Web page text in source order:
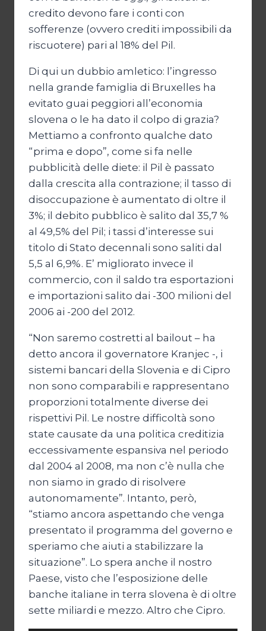
credito devono fare i conti con
sofferenze (ovvero crediti impossibili da
riscuotere) pari al 18% del Pil.
Di qui un dubbio amletico: l’ingresso
nella grande famiglia di Bruxelles ha
evitato guai peggiori all’economia
slovena o le ha dato il colpo di grazia?
Mettiamo a confronto qualche dato
“prima e dopo”, come si fa nelle
pubblicità delle diete: il Pil è passato
dalla crescita alla contrazione; il tasso di
disoccupazione è aumentato di oltre il
3%; il debito pubblico è salito dal 35,7 %
al 49,5% del Pil; i tassi d’interesse sui
titolo di Stato decennali sono saliti dal
5,5 al 6,9%. E’ migliorato invece il
commercio, con il saldo tra esportazioni
e importazioni salito dai -300 milioni del
2006 ai -200 del 2012.
“Non saremo costretti al bailout – ha
detto ancora il governatore Kranjec -, i
sistemi bancari della Slovenia e di Cipro
non sono comparabili e rappresentano
proporzioni totalmente diverse dei
rispettivi Pil. Le nostre difficoltà sono
state causate da una politica creditizia
eccessivamente espansiva nel periodo
dal 2004 al 2008, ma non c’è nulla che
non siamo in grado di risolvere
autonomamente”. Intanto, però,
“stiamo ancora aspettando che venga
presentato il programma del governo e
speriamo che aiuti a stabilizzare la
situazione”. Lo spera anche il nostro
Paese, visto che l’esposizione delle
banche italiane in terra slovena è di oltre
sette miliardi e mezzo. Altro che Cipro.